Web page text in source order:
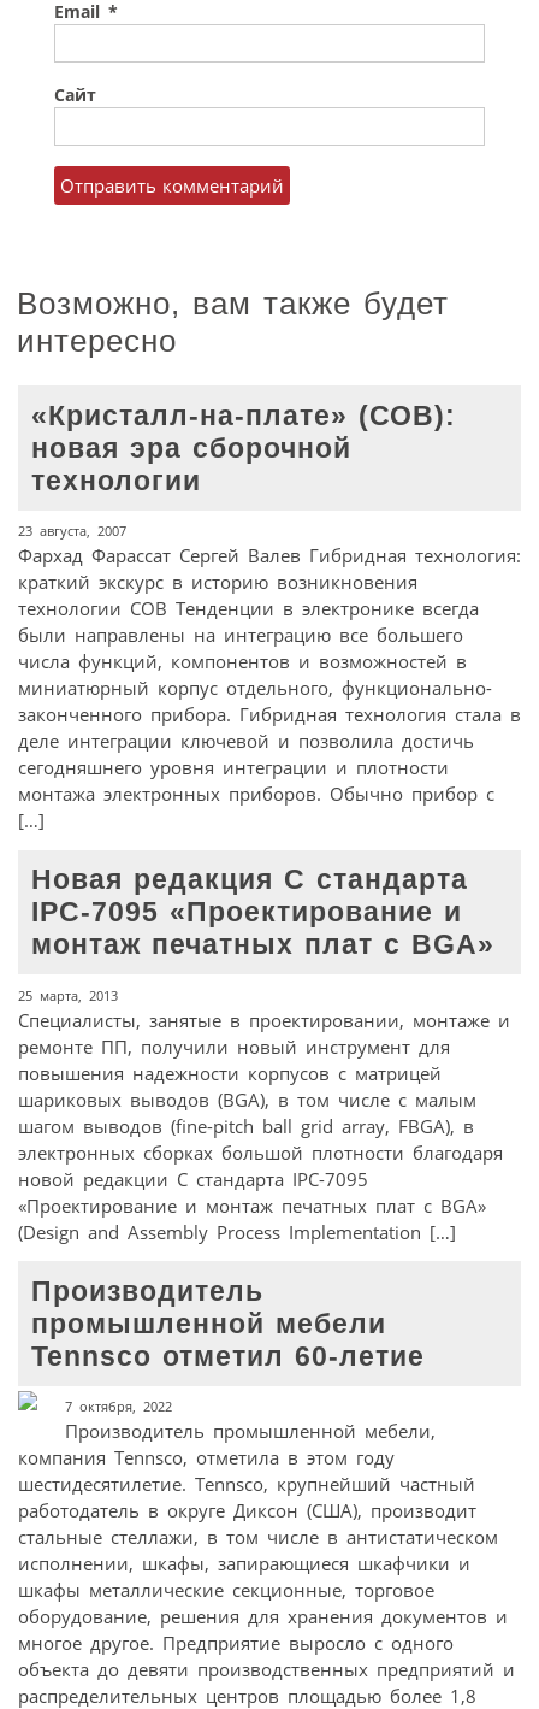
Email *
Сайт
Возможно, вам также будет
интересно
«Кристалл-на-плате» (СОВ):
новая эра сборочной
технологии
23 августа, 2007
Фархад Фарассат Сергей Валев Гибридная технология:
краткий экскурс в историю возникновения
технологии СОВ Тенденции в электронике всегда
были направлены на интеграцию все большего
числа функций, компонентов и возможностей в
миниатюрный корпус отдельного, функционально-
законченного прибора. Гибридная технология стала в
деле интеграции ключевой и позволила достичь
сегодняшнего уровня интеграции и плотности
монтажа электронных приборов. Обычно прибор с
[…]
Новая редакция С стандарта
IPC-7095 «Проектирование и
монтаж печатных плат с BGA»
25 марта, 2013
Специалисты, занятые в проектировании, монтаже и
ремонте ПП, получили новый инструмент для
повышения надежности корпусов с матрицей
шариковых выводов (BGA), в том числе с малым
шагом выводов (fine-pitch ball grid array, FBGA), в
электронных сборках большой плотности благодаря
новой редакции С стандарта IPC-7095
«Проектирование и монтаж печатных плат с BGA»
(Design and Assembly Process Implementation […]
Производитель
промышленной мебели
Tennsco отметил 60-летие
7 октября, 2022
Производитель промышленной мебели,
компания Tennsco, отметила в этом году
шестидесятилетие. Tennsco, крупнейший частный
работодатель в округе Диксон (США), производит
стальные стеллажи, в том числе в антистатическом
исполнении, шкафы, запирающиеся шкафчики и
шкафы металлические секционные, торговое
оборудование, решения для хранения документов и
многое другое. Предприятие выросло с одного
объекта до девяти производственных предприятий и
распределительных центров площадью более 1,8